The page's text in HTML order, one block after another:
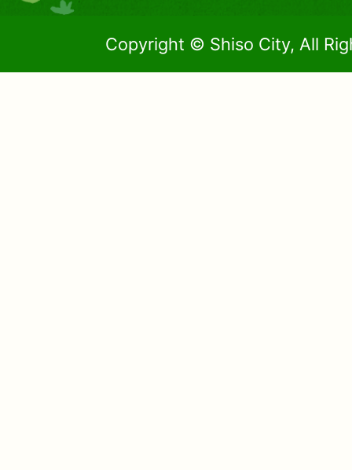
Copyright © Shiso City, All